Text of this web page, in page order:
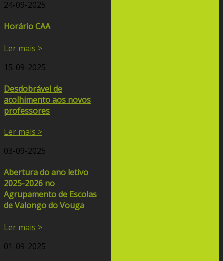
24-09-2025
Horário CAA
Ler mais >
15-09-2025
Desdobrável de
acolhimento aos novos
professores
Ler mais >
03-09-2025
Abertura do ano letivo
2025-2026 no
Agrupamento de Escolas
de Valongo do Vouga
Ler mais >
01-09-2025